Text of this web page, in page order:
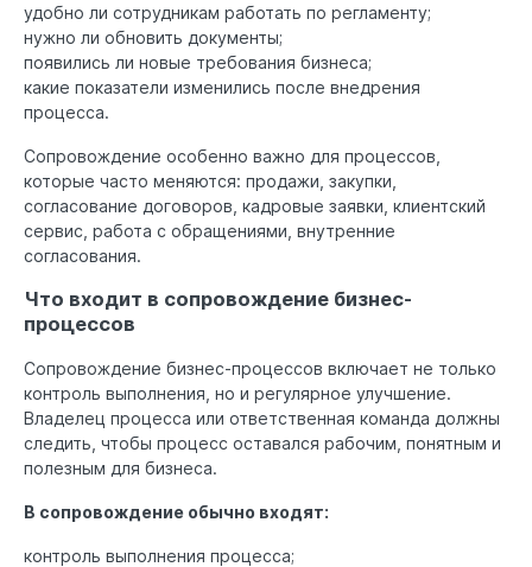
удобно ли сотрудникам работать по регламенту;
нужно ли обновить документы;
появились ли новые требования бизнеса;
какие показатели изменились после внедрения
процесса.
Сопровождение особенно важно для процессов,
которые часто меняются: продажи, закупки,
согласование договоров, кадровые заявки, клиентский
сервис, работа с обращениями, внутренние
согласования.
Что входит в сопровождение бизнес-
процессов
Сопровождение бизнес-процессов включает не только
контроль выполнения, но и регулярное улучшение.
Владелец процесса или ответственная команда должны
следить, чтобы процесс оставался рабочим, понятным и
полезным для бизнеса.
В сопровождение обычно входят:
контроль выполнения процесса;